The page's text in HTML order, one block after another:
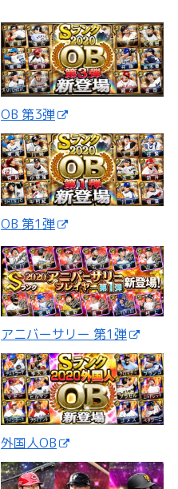
OB 第3弾
OB 第1弾
アニバーサリー 第1弾
外国人OB